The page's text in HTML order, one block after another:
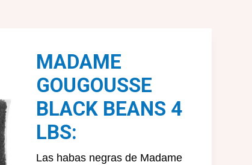
MADAME
GOUGOUSSE
BLACK BEANS 4
LBS:
Las habas negras de Madame